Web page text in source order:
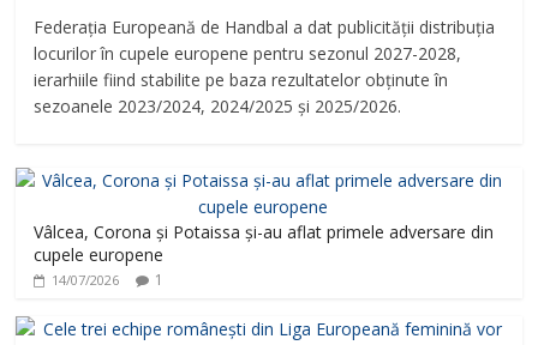
Federația Europeană de Handbal a dat publicității distribuția
locurilor în cupele europene pentru sezonul 2027-2028,
ierarhiile fiind stabilite pe baza rezultatelor obținute în
sezoanele 2023/2024, 2024/2025 și 2025/2026.
Vâlcea, Corona și Potaissa și-au aflat primele adversare din
cupele europene
14/07/2026 1